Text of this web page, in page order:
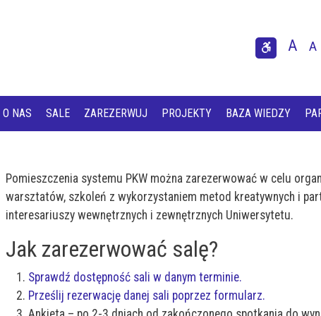
A
A
O NAS SALE ZAREZERWUJ PROJEKTY BAZA WIEDZY
Pomieszczenia systemu PKW można zarezerwować w celu
warsztatów, szkoleń z wykorzystaniem metod kreatywnych i
interesariuszy wewnętrznych i zewnętrznych Uniwersytetu.
Jak zarezerwować salę?
Sprawdź dostępność sali w danym terminie.
Prześlij rezerwację danej sali poprzez formularz.